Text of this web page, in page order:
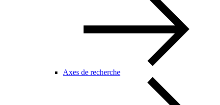
Axes de recherche